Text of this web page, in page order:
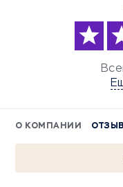
О КОМПАНИИ